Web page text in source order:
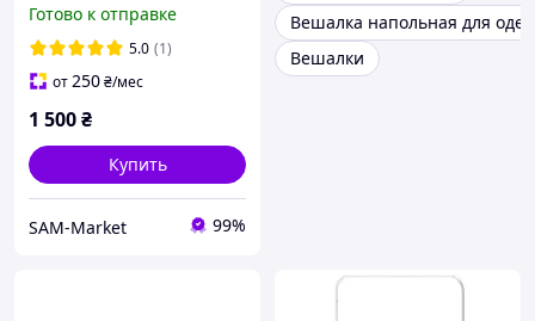
Готово к отправке
5.0 (1)
от250₴/мес
1 500₴
Купить
SAM-Market 99%
Вешалка напольная для
Вешалки